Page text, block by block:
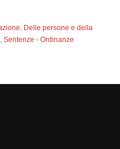
, Delle persone e della
,Sentenze - Ordinanze